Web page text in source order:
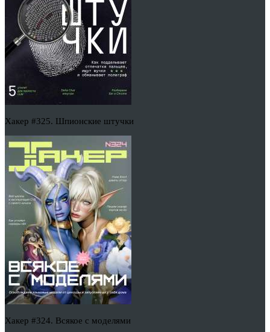
Хакер #325. Шпионские штучки
Хакер #324. Всякое с моделями